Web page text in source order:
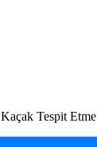
Tespit Etme